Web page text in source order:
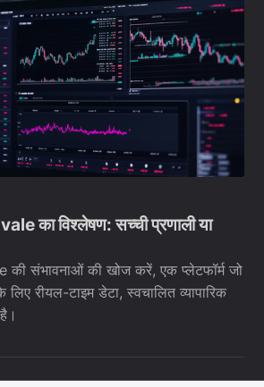
का विश्लेषण: सच्ची प्रणाली या
संभावनाओं की खोज करें, एक प्लेटफॉर्म जो
रीयल-टाइम डेटा, स्वचालित व्यापारिक